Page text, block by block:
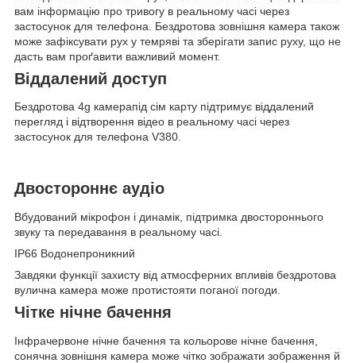
вам інформацію про тривогу в реальному часі через
застосунок для телефона. Бездротова зовнішня камера також
може зафіксувати рух у темряві та зберігати запис руху, що не
дасть вам проґавити важливий момент.
Віддалений доступ
Бездротова 4g камерапід сім карту підтримує віддалений
перегляд і відтворення відео в реальному часі через
застосунок для телефона V380.
Двостороннє аудіо
Вбудований мікрофон і динамік, підтримка двостороннього
звуку та передавання в реальному часі.
IP66 Водонепроникний
Завдяки функції захисту від атмосферних впливів бездротова
вулична камера може протистояти поганої погоди.
Чітке нічне бачення
Інфрачервоне нічне бачення та кольорове нічне бачення,
сонячна зовнішня камера може чітко зображати зображення й